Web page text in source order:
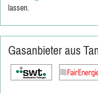
lassen.
Gasanbieter aus